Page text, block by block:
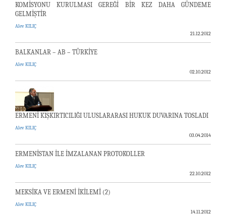
KOMİSYONU KURULMASI GEREĞİ BİR KEZ DAHA GÜNDEME
GELMİŞTİR
Alev KILIÇ
21.12.2012
BALKANLAR – AB – TÜRKİYE
Alev KILIÇ
02.10.2012
ERMENİ KIŞKIRTICILIĞI ULUSLARARASI HUKUK DUVARINA TOSLADI
Alev KILIÇ
03.04.2014
ERMENİSTAN İLE İMZALANAN PROTOKOLLER
Alev KILIÇ
22.10.2012
MEKSİKA VE ERMENİ İKİLEMİ (2)
Alev KILIÇ
14.11.2012